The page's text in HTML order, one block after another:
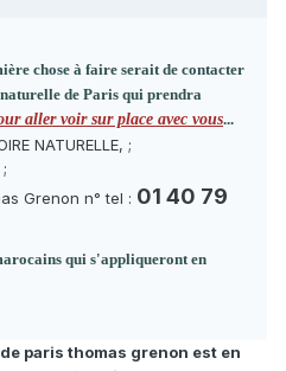
chose à faire serait de contacter
de Paris qui prendra
aller voir sur place avec vous...
NATURELLE, ;
Grenon n° tel : 01 40 79
qui s'appliqueront en
paris thomas grenon est en